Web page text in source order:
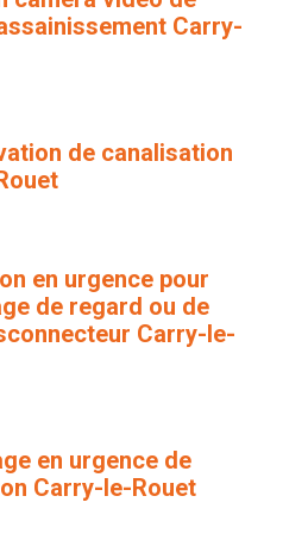
Carry-
de canalisation
en urgence pour
de regard ou de
Carry-le-
en urgence de
Carry-le-Rouet